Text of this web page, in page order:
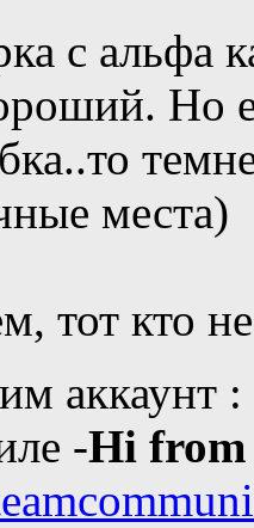
с альфа
Но
места)
тот кто
аккаунт :
-Hi from